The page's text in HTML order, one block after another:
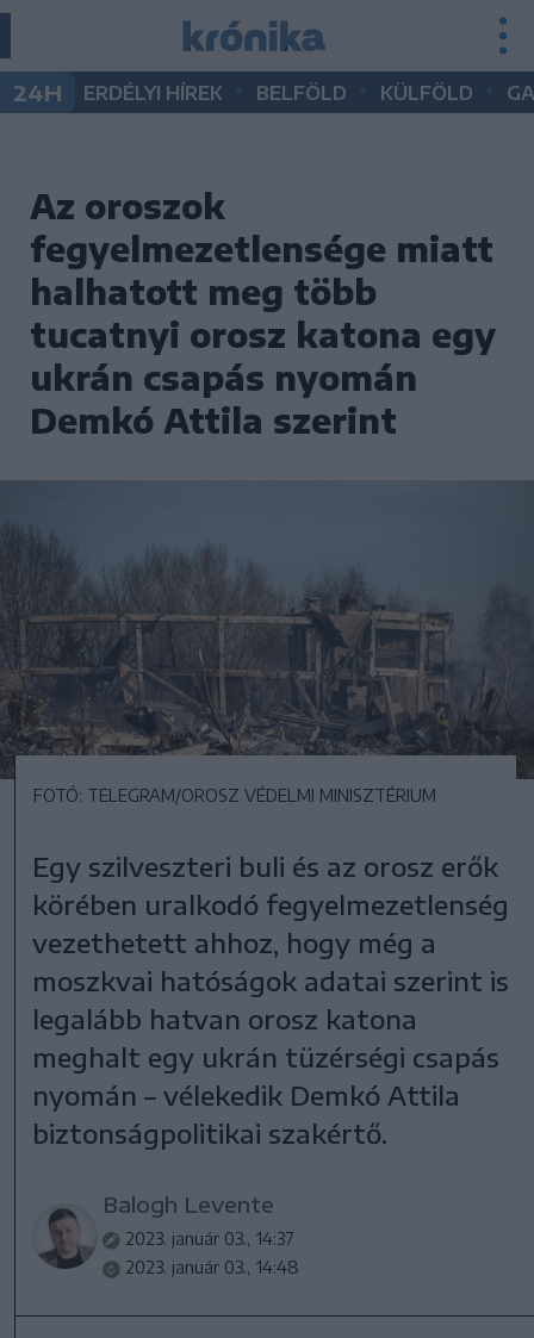
24H ERDÉLYI HÍREK BELFÖLD KÜLFÖLD
Az oroszok
fegyelmezetlensége miatt
halhatott meg több
tucatnyi orosz katona egy
ukrán csapás nyomán
Demkó Attila szerint
FOTÓ: TELEGRAM/OROSZ VÉDELMI MINISZTÉRIUM
Egy szilveszteri buli és az orosz erők
körében uralkodó fegyelmezetlenség
vezethetett ahhoz, hogy még a
moszkvai hatóságok adatai szerint is
legalább hatvan orosz katona
meghalt egy ukrán tüzérségi csapás
nyomán – vélekedik Demkó Attila
biztonságpolitikai szakértő.
Balogh Levente
2023. január 03., 14:37
2023. január 03., 14:48